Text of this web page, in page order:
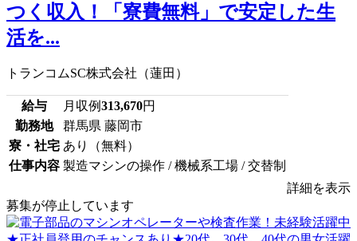
つく収入！「寮費無料」で安定した生
活を...
トランコムSC株式会社（蓮田）
給与 月収例313,670円
勤務地
群馬県 藤岡市
寮・社宅 あり（無料）
仕事内容 製造マシンの操作 / 機械系工場 / 交替制
詳細を表示
募集が停止しています